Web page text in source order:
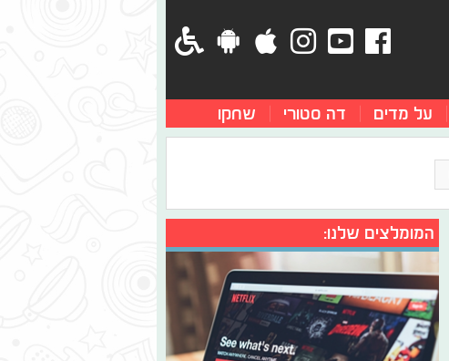
על מדים דה סטורי שחקו
המומלצים שלנו: